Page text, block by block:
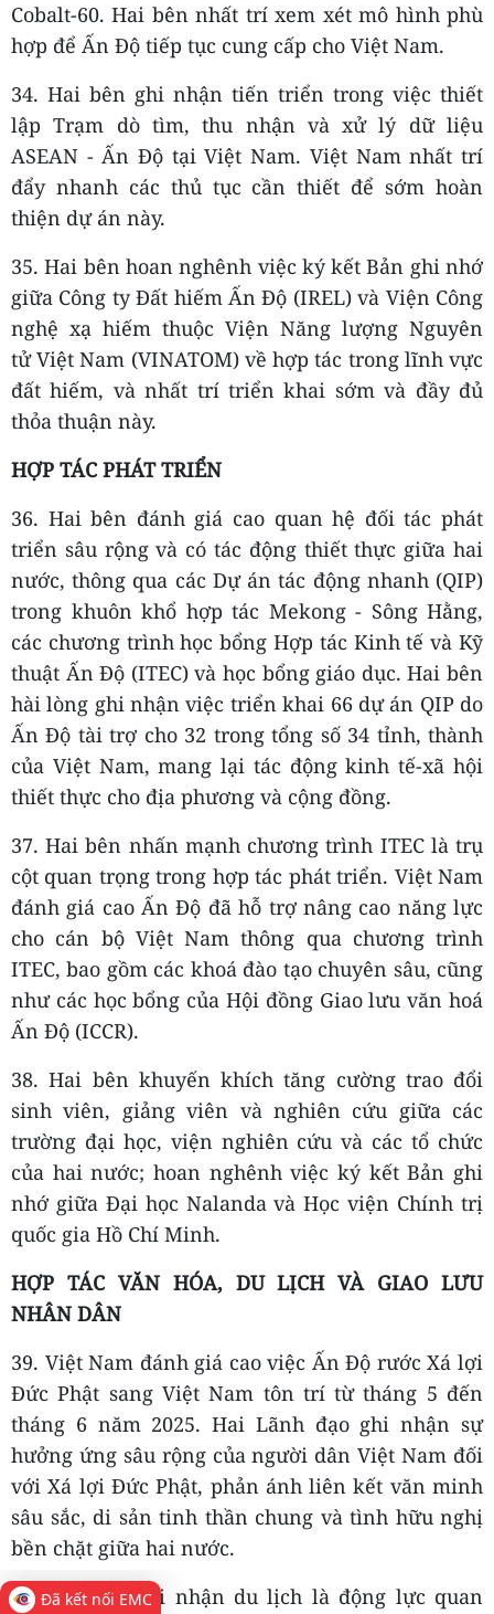
Cobalt-60. Hai bên nhất trí xem xét mô hình phù
hợp để Ấn Độ tiếp tục cung cấp cho Việt Nam.
34. Hai bên ghi nhận tiến triển trong việc thiết
lập Trạm dò tìm, thu nhận và xử lý dữ liệu
ASEAN - Ấn Độ tại Việt Nam. Việt Nam nhất trí
đẩy nhanh các thủ tục cần thiết để sớm hoàn
thiện dự án này.
35. Hai bên hoan nghênh việc ký kết Bản ghi nhớ
giữa Công ty Đất hiếm Ấn Độ (IREL) và Viện Công
nghệ xạ hiếm thuộc Viện Năng lượng Nguyên
tử Việt Nam (VINATOM) về hợp tác trong lĩnh vực
đất hiếm, và nhất trí triển khai sớm và đầy đủ
thỏa thuận này.
HỢP TÁC PHÁT TRIỂN
36. Hai bên đánh giá cao quan hệ đối tác phát
triển sâu rộng và có tác động thiết thực giữa hai
nước, thông qua các Dự án tác động nhanh (QIP)
trong khuôn khổ hợp tác Mekong - Sông Hằng,
các chương trình học bổng Hợp tác Kinh tế và Kỹ
thuật Ấn Độ (ITEC) và học bổng giáo dục. Hai bên
hài lòng ghi nhận việc triển khai 66 dự án QIP do
Ấn Độ tài trợ cho 32 trong tổng số 34 tỉnh, thành
của Việt Nam, mang lại tác động kinh tế-xã hội
thiết thực cho địa phương và cộng đồng.
37. Hai bên nhấn mạnh chương trình ITEC là trụ
cột quan trọng trong hợp tác phát triển. Việt Nam
đánh giá cao Ấn Độ đã hỗ trợ nâng cao năng lực
cho cán bộ Việt Nam thông qua chương trình
ITEC, bao gồm các khoá đào tạo chuyên sâu, cũng
như các học bổng của Hội đồng Giao lưu văn hoá
Ấn Độ (ICCR).
38. Hai bên khuyến khích tăng cường trao đổi
sinh viên, giảng viên và nghiên cứu giữa các
trường đại học, viện nghiên cứu và các tổ chức
của hai nước; hoan nghênh việc ký kết Bản ghi
nhớ giữa Đại học Nalanda và Học viện Chính trị
quốc gia Hồ Chí Minh.
HỢP TÁC VĂN HÓA, DU LỊCH VÀ GIAO LƯU
NHÂN DÂN
39. Việt Nam đánh giá cao việc Ấn Độ rước Xá lợi
Đức Phật sang Việt Nam tôn trí từ tháng 5 đến
tháng 6 năm 2025. Hai Lãnh đạo ghi nhận sự
hưởng ứng sâu rộng của người dân Việt Nam đối
với Xá lợi Đức Phật, phản ánh liên kết văn minh
sâu sắc, di sản tinh thần chung và tình hữu nghị
bền chặt giữa hai nước.
40. Hai bên ghi nhận du lịch là động lực quan
Đã kết nối EMC